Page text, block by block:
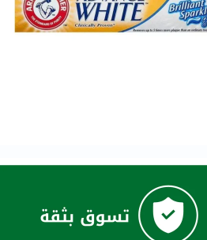
العظام
والمفاصل
مرضى
الكلى